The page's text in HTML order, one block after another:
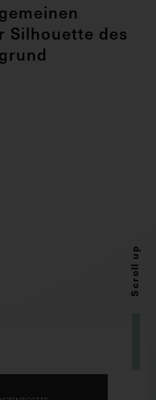
Silhouette des
Scroll up